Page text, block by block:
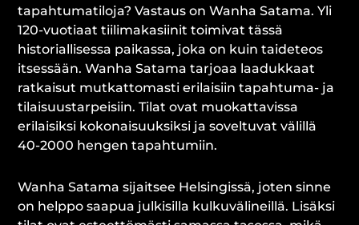
tapahtumatiloja? Vastaus on Wanha Satama. Yli
120-vuotiaat tiilimakasiinit toimivat tässä
historiallisessa paikassa, joka on kuin taideteos
itsessään. Wanha Satama tarjoaa laadukkaat
ratkaisut mutkattomasti erilaisiin tapahtuma- ja
tilaisuustarpeisiin. Tilat ovat muokattavissa
erilaisiksi kokonaisuuksiksi ja soveltuvat välillä
40-2000 hengen tapahtumiin.
Wanha Satama sijaitsee Helsingissä, joten sinne
on helppo saapua julkisilla kulkuvälineillä. Lisäksi